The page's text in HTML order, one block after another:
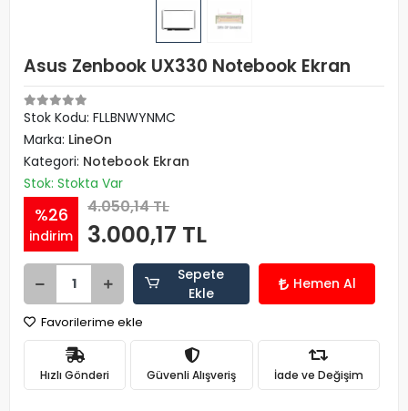
Asus Zenbook UX330 Notebook Ekran
Stok Kodu: FLLBNWYNMC
Marka: LineOn
Kategori: Notebook Ekran
Stok: Stokta Var
%26
indirim
4.050,14 TL
3.000,17 TL
Sepete
Ekle
Hemen Al
Favorilerime ekle
Hızlı Gönderi Güvenli Alışveriş İade ve Değişim